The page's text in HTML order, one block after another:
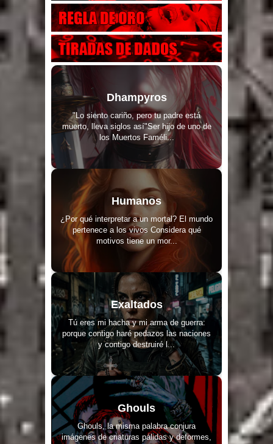
Dhampyros
"Lo siento cariño, pero tu padre está
muerto, lleva siglos así"Ser hijo de uno de
los Muertos Faméli...
Humanos
¿Por qué interpretar a un mortal? El mundo
pertenece a los vivos Considera qué
motivos tiene un mor...
Exaltados
Tú eres mi hacha y mi arma de guerra:
porque contigo haré pedazos las naciones
y contigo destruiré l...
Ghouls
Ghouls, la misma palabra conjura
imágenes de criaturas pálidas y deformes,